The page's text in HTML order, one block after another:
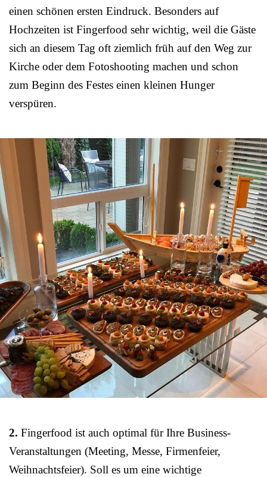
einen schönen ersten Eindruck. Besonders auf
Hochzeiten ist Fingerfood sehr wichtig, weil die Gäste
sich an diesem Tag oft ziemlich früh auf den Weg zur
Kirche oder dem Fotoshooting machen und schon
zum Beginn des Festes einen kleinen Hunger
verspüren.
2. Fingerfood ist auch optimal für Ihre Business-
Veranstaltungen (Meeting, Messe, Firmenfeier,
Weihnachtsfeier). Soll es um eine wichtige